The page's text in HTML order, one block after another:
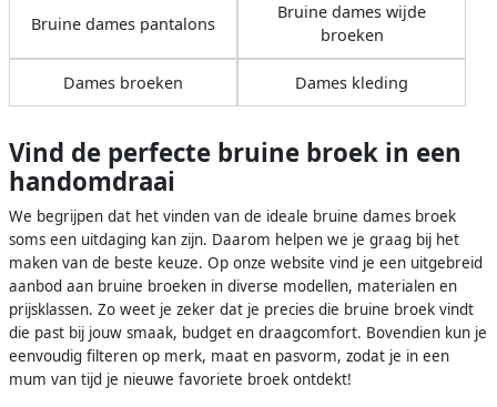
Bruine dames pantalons
Bruine dames wijde
broeken
Dames broeken Dames kleding
Vind de perfecte bruine broek in een
handomdraai
We begrijpen dat het vinden van de ideale bruine dames broek
soms een uitdaging kan zijn. Daarom helpen we je graag bij het
maken van de beste keuze. Op onze website vind je een uitgebreid
aanbod aan bruine broeken in diverse modellen, materialen en
prijsklassen. Zo weet je zeker dat je precies die bruine broek vindt
die past bij jouw smaak, budget en draagcomfort. Bovendien kun je
eenvoudig filteren op merk, maat en pasvorm, zodat je in een
mum van tijd je nieuwe favoriete broek ontdekt!